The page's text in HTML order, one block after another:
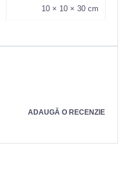
10 × 10 × 30 cm
ADAUGĂ O RECENZIE